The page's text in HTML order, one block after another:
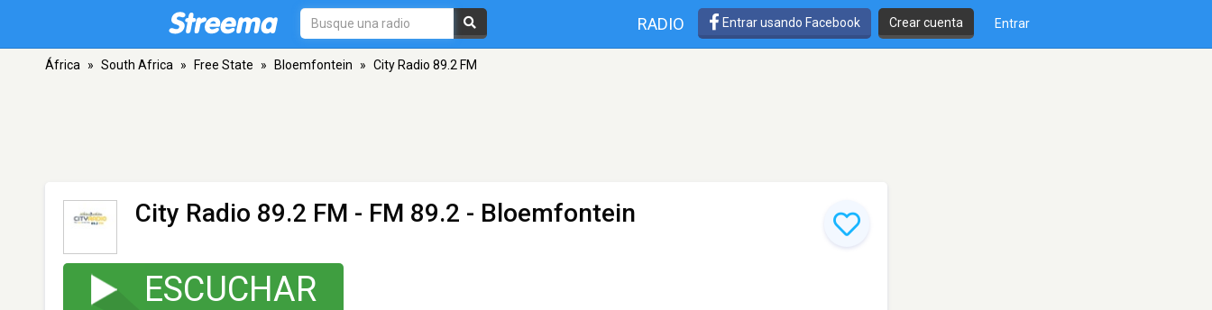
RADIO Entrar usando Facebook Crear cuenta Entrar
África » South Africa » Free State » Bloemfontein » City Radio 89.2 FM
City Radio 89.2 FM - FM 89.2 - Bloemfontein
ESCUCHAR